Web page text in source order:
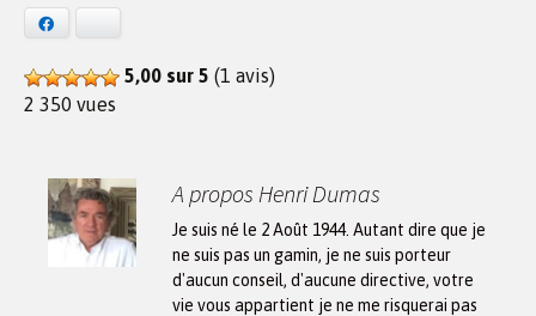
5,00 sur 5 (1 avis)
2 350 vues
A propos Henri Dumas
Je suis né le 2 Août 1944. Autant dire que je
ne suis pas un gamin, je ne suis porteur
d'aucun conseil, d'aucune directive, votre
vie vous appartient je ne me risquerai pas